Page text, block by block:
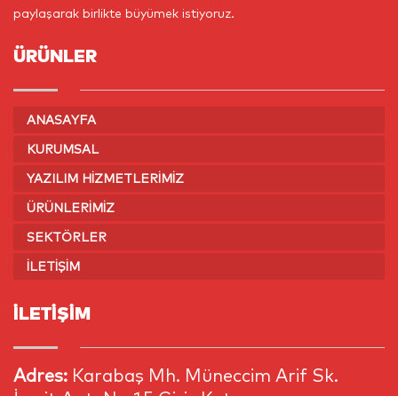
paylaşarak birlikte büyümek istiyoruz.
ÜRÜNLER
ANASAYFA
KURUMSAL
YAZILIM HIZMETLERIMIZ
ÜRÜNLERIMIZ
SEKTÖRLER
İLETIŞIM
İLETİŞİM
Adres: Karabaş Mh. Müneccim Arif Sk.